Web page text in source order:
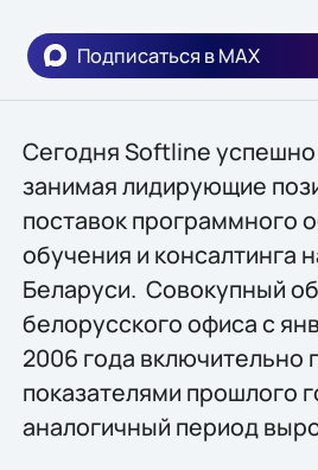
Подписаться в MAX
Сегодня Softline успешно
занимая лидирующие
поставок программного
обучения и консалтинга
Беларуси. Совокупный
белорусского офиса с
2006 года включительно
показателями прошлого
аналогичный период